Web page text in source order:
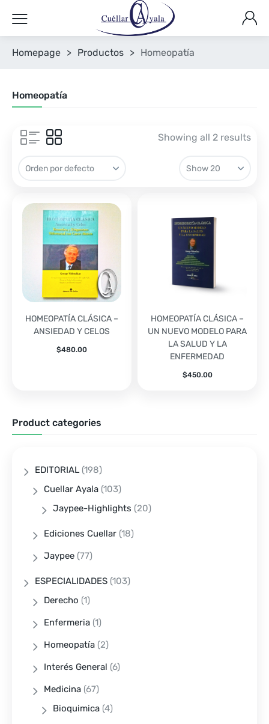
Homepage > Productos > Homeopatía
Homeopatía
Showing all 2 results
HOMEOPATÍA CLÁSICA –
ANSIEDAD Y CELOS
$480.00
HOMEOPATÍA CLÁSICA –
UN NUEVO MODELO PARA
LA SALUD Y LA
ENFERMEDAD
$450.00
Product categories
EDITORIAL (198)
Cuellar Ayala (103)
Jaypee-Highlights (20)
Ediciones Cuellar (18)
Jaypee (77)
ESPECIALIDADES (103)
Derecho (1)
Enfermeria (1)
Homeopatía (2)
Interés General (6)
Medicina (67)
Bioquimica (4)